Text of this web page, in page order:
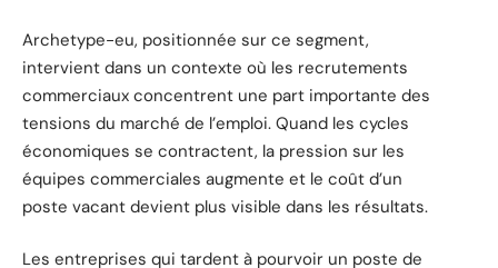
Archetype-eu, positionnée sur ce segment,
intervient dans un contexte où les recrutements
commerciaux concentrent une part importante des
tensions du marché de l’emploi. Quand les cycles
économiques se contractent, la pression sur les
équipes commerciales augmente et le coût d’un
poste vacant devient plus visible dans les résultats.
Les entreprises qui tardent à pourvoir un poste de